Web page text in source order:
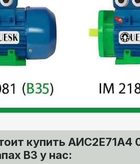
купить АИС2Е71А4
В3 у нас: